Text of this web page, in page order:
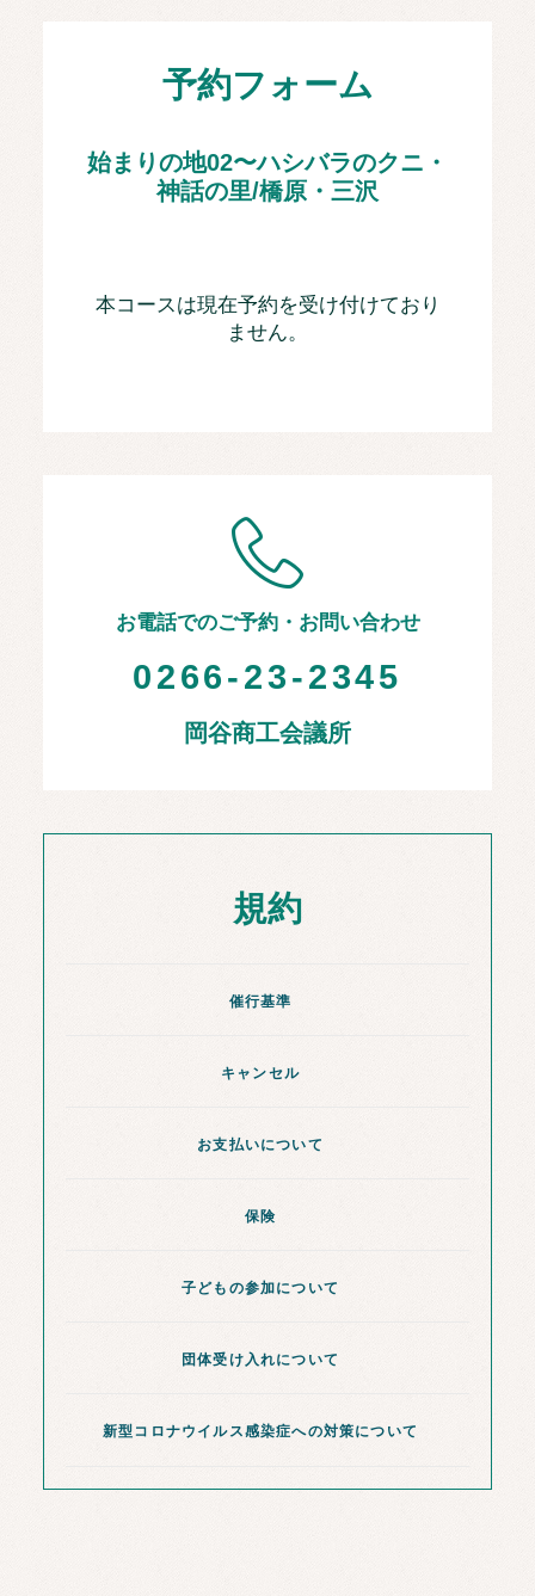
予約フォーム
始まりの地02〜ハシバラのクニ・
神話の里/橋原・三沢
本コースは現在予約を受け付けており
ません。
お電話でのご予約・お問い合わせ
0266-23-2345
岡谷商工会議所
規約
催行基準
キャンセル
お支払いについて
保険
子どもの参加について
団体受け入れについて
新型コロナウイルス感染症への対策について